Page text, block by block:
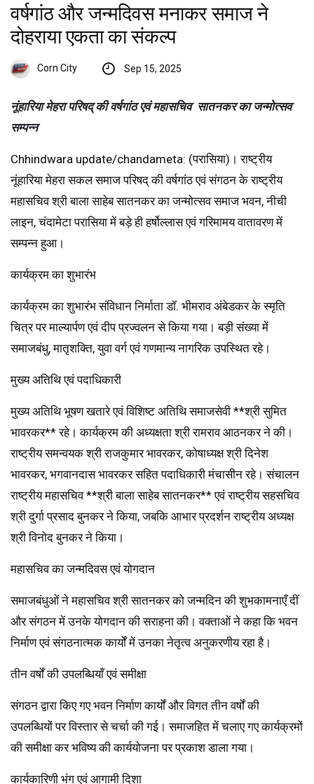
वर्षगांठ और जन्मदिवस मनाकर समाज ने
दोहराया एकता का संकल्प
Corn City Sep 15, 2025
नूंहारिया मेहरा परिषद् की वर्षगांठ एवं महासचिव सातनकर का जन्मोत्सव
सम्पन्न
Chhindwara update/chandameta: (परासिया)। राष्ट्रीय
नूंहारिया मेहरा सकल समाज परिषद् की वर्षगांठ एवं संगठन के राष्ट्रीय
महासचिव श्री बाला साहेब सातनकर का जन्मोत्सव समाज भवन, नीची
लाइन, चंदामेटा परासिया में बड़े ही हर्षोल्लास एवं गरिमामय वातावरण में
सम्पन्न हुआ।
कार्यक्रम का शुभारंभ
कार्यक्रम का शुभारंभ संविधान निर्माता डॉ. भीमराव अंबेडकर के स्मृति
चित्र पर माल्यार्पण एवं दीप प्रज्वलन से किया गया। बड़ी संख्या में
समाजबंधु, मातृशक्ति, युवा वर्ग एवं गणमान्य नागरिक उपस्थित रहे।
मुख्य अतिथि एवं पदाधिकारी
मुख्य अतिथि भूषण खतारे एवं विशिष्ट अतिथि समाजसेवी **श्री सुमित
भावरकर** रहे। कार्यक्रम की अध्यक्षता श्री रामराव आठनकर ने की।
राष्ट्रीय समन्वयक श्री राजकुमार भावरकर, कोषाध्यक्ष श्री दिनेश
भावरकर, भगवानदास भावरकर सहित पदाधिकारी मंचासीन रहे। संचालन
राष्ट्रीय महासचिव **श्री बाला साहेब सातनकर** एवं राष्ट्रीय सहसचिव
श्री दुर्गा प्रसाद बुनकर ने किया, जबकि आभार प्रदर्शन राष्ट्रीय अध्यक्ष
श्री विनोद बुनकर ने किया।
महासचिव का जन्मदिवस एवं योगदान
समाजबंधुओं ने महासचिव श्री सातनकर को जन्मदिन की शुभकामनाएँ दीं
और संगठन में उनके योगदान की सराहना की। वक्ताओं ने कहा कि भवन
निर्माण एवं संगठनात्मक कार्यों में उनका नेतृत्व अनुकरणीय रहा है।
तीन वर्षों की उपलब्धियाँ एवं समीक्षा
संगठन द्वारा किए गए भवन निर्माण कार्यों और विगत तीन वर्षों की
उपलब्धियों पर विस्तार से चर्चा की गई। समाजहित में चलाए गए कार्यक्रमों
की समीक्षा कर भविष्य की कार्ययोजना पर प्रकाश डाला गया।
कार्यकारिणी भंग एवं आगामी दिशा